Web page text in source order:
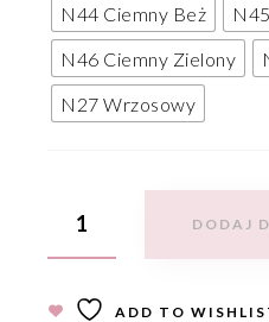
N44 Ciemny Beż
N46 Ciemny Zielony
N27 Wrzosowy
DODAJ
ADD TO